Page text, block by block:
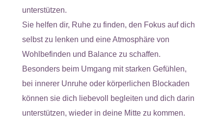
unterstützen.
Sie helfen dir, Ruhe zu finden, den Fokus auf dich
selbst zu lenken und eine Atmosphäre von
Wohlbefinden und Balance zu schaffen.
Besonders beim Umgang mit starken Gefühlen,
bei innerer Unruhe oder körperlichen Blockaden
können sie dich liebevoll begleiten und dich darin
unterstützen, wieder in deine Mitte zu kommen.